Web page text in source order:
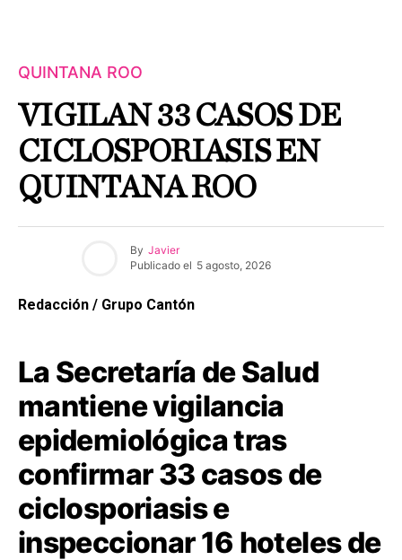
QUINTANA ROO
VIGILAN 33 CASOS DE
CICLOSPORIASIS EN
QUINTANA ROO
By Javier
Publicado el 5 agosto, 2026
Redacción / Grupo Cantón
La Secretaría de Salud
mantiene vigilancia
epidemiológica tras
confirmar 33 casos de
ciclosporiasis e
inspeccionar 16 hoteles de